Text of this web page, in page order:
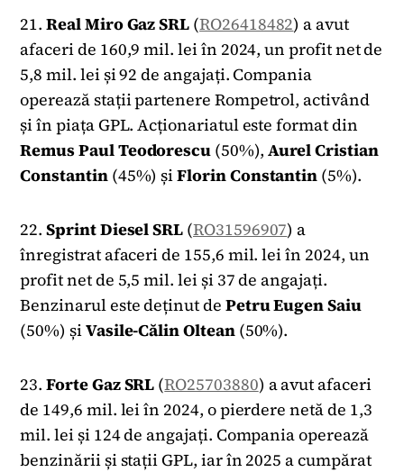
21.Real Miro Gaz SRL (RO26418482) a avut
afaceri de 160,9 mil. lei în 2024, un profit net de
5,8 mil. lei și 92 de angajați. Compania
operează stații partenere Rompetrol, activând
și în piața GPL. Acționariatul este format din
Remus Paul Teodorescu (50%), Aurel Cristian
Constantin(45%) șiFlorin Constantin (5%).
22.Sprint Diesel SRL (RO31596907) a
înregistrat afaceri de 155,6 mil. lei în 2024, un
profit net de 5,5 mil. lei și 37 de angajați.
Benzinarul este deținut de Petru Eugen Saiu
(50%) șiVasile-Călin Oltean (50%).
23.Forte Gaz SRL (RO25703880) a avut afaceri
de 149,6 mil. lei în 2024, o pierdere netă de 1,3
mil. lei și 124 de angajați. Compania operează
benzinării și stații GPL, iar în 2025 a cumpărat